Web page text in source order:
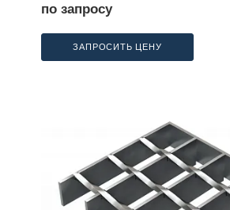
по запросу
ЗАПРОСИТЬ ЦЕНУ